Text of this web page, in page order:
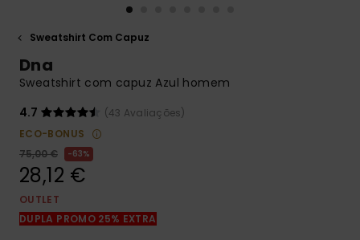
respostas
para as
contacto.
DESEJO
Sweatshirt Com Capuz
Dna
Sweatshirt com capuz Azul homem
4.7
(43 Avaliações)
ECO-BONUS
75,00 €
63%
28,12 €
OUTLET
DUPLA PROMO 25% EXTRA